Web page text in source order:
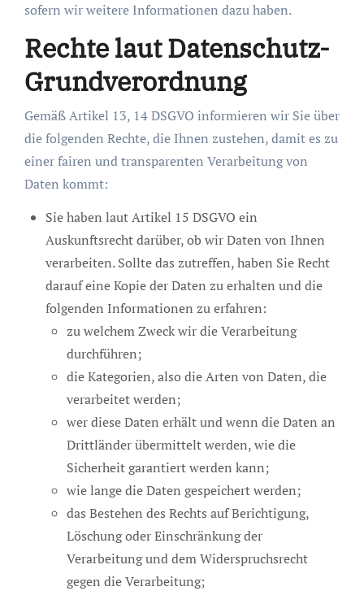
sofern wir weitere Informationen dazu haben.
Rechte laut Datenschutz-
Grundverordnung
Gemäß Artikel 13, 14 DSGVO informieren wir Sie über
die folgenden Rechte, die Ihnen zustehen, damit es zu
einer fairen und transparenten Verarbeitung von
Daten kommt:
Sie haben laut Artikel 15 DSGVO ein
Auskunftsrecht darüber, ob wir Daten von Ihnen
verarbeiten. Sollte das zutreffen, haben Sie Recht
darauf eine Kopie der Daten zu erhalten und die
folgenden Informationen zu erfahren:
zu welchem Zweck wir die Verarbeitung
durchführen;
die Kategorien, also die Arten von Daten, die
verarbeitet werden;
wer diese Daten erhält und wenn die Daten an
Drittländer übermittelt werden, wie die
Sicherheit garantiert werden kann;
wie lange die Daten gespeichert werden;
das Bestehen des Rechts auf Berichtigung,
Löschung oder Einschränkung der
Verarbeitung und dem Widerspruchsrecht
gegen die Verarbeitung;